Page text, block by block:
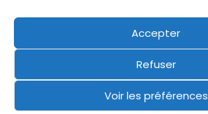
Accepter
Refuser
Voir les préférences